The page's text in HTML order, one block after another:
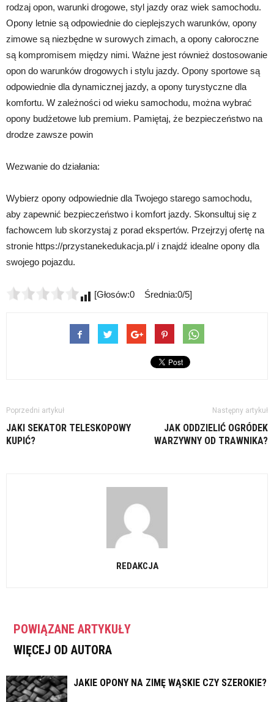
rodzaj opon, warunki drogowe, styl jazdy oraz wiek samochodu.
Opony letnie są odpowiednie do cieplejszych warunków, opony
zimowe są niezbędne w surowych zimach, a opony całoroczne
są kompromisem między nimi. Ważne jest również dostosowanie
opon do warunków drogowych i stylu jazdy. Opony sportowe są
odpowiednie dla dynamicznej jazdy, a opony turystyczne dla
komfortu. W zależności od wieku samochodu, można wybrać
opony budżetowe lub premium. Pamiętaj, że bezpieczeństwo na
drodze zawsze powin
Wezwanie do działania:
Wybierz opony odpowiednie dla Twojego starego samochodu,
aby zapewnić bezpieczeństwo i komfort jazdy. Skonsultuj się z
fachowcem lub skorzystaj z porad ekspertów. Przejrzyj ofertę na
stronie https://przystanekedukacja.pl/ i znajdź idealne opony dla
swojego pojazdu.
[Głosów:0 Średnia:0/5]
Poprzedni artykuł
JAKI SEKATOR TELESKOPOWY
KUPIĆ?
Następny artykuł
JAK ODDZIELIĆ OGRÓDEK
WARZYWNY OD TRAWNIKA?
REDAKCJA
POWIĄZANE ARTYKUŁY
WIĘCEJ OD AUTORA
JAKIE OPONY NA ZIMĘ WĄSKIE CZY SZEROKIE?